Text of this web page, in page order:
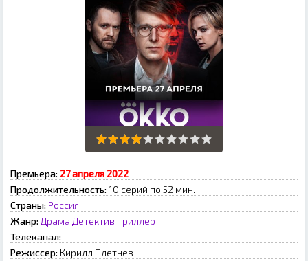
Премьера: 27 апреля 2022
Продолжительность: 10 серий по 52 мин.
Страны: Россия
Жанр: Драма Детектив Триллер
Телеканал:
Режиссер: Кирилл Плетнёв